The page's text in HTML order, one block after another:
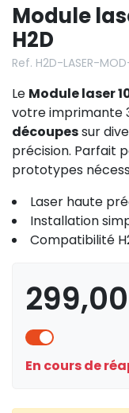
Module
H2D
Ref. H2D-LASER-
Le Module laser
votre imprimante
découpessur
précision. Parfait
prototypes
Laser haute
Installation
Compatibilité
En cours de